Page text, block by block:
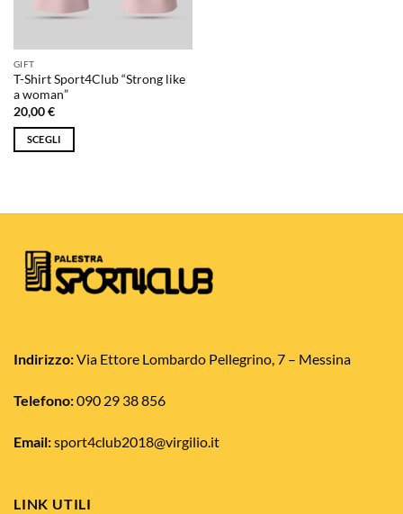
GIFT
T-Shirt Sport4Club “Strong like
a woman”
20,00€
SCEGLI
più
opzioni
possono
pagina
prodotto
Indirizzo:Via Ettore Lombardo Pellegrino, 7 – Messina
Telefono:090 29 38 856
Email:sport4club2018@virgilio.it
LINK UTILI